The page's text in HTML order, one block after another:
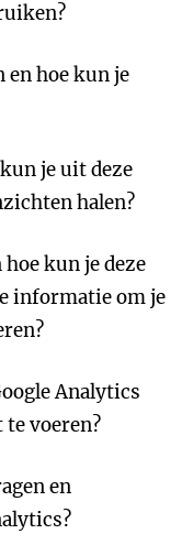
hoe kun je
je uit deze
halen?
kun je deze
informatie om je
Analytics
voeren?
en